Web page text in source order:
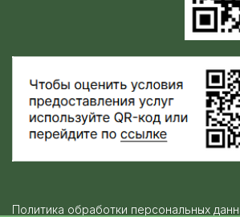
Политика обработки персональных